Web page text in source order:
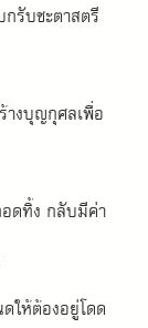
รับชะตาสตรี
างบุญกุศลเพื่อ
อดทิ้ง กลับมีค่า
ให้ต้องอยู่โดด